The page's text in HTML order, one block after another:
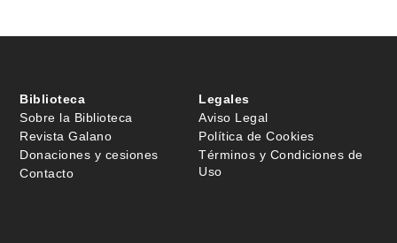
Biblioteca
Sobre la Biblioteca
Revista Galano
Donaciones y cesiones
Contacto
Legales
Aviso Legal
Política de Cookies
Términos y Condiciones de
Uso